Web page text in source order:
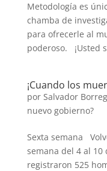
Metodología es
chamba de
para ofrecerle al
poderoso. ¡Usted
¡Cuando los
por Salvador
nuevo gobierno?
Sexta semana
semana del 4 al 10
registraron 525